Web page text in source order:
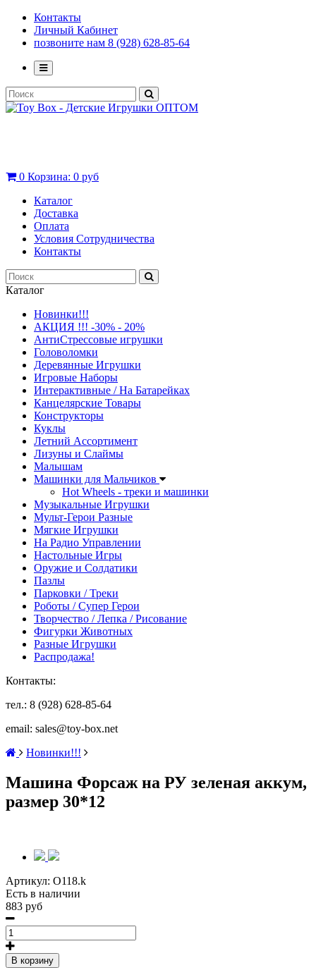
Контакты
Личный Кабинет
позвоните нам 8 (928) 628-85-64
0 Корзина: 0 руб
Каталог
Доставка
Оплата
Условия Сотрудничества
Контакты
Каталог
Новинки!!!
АКЦИЯ !!! -30% - 20%
АнтиСтрессовые игрушки
Головоломки
Деревянные Игрушки
Игровые Наборы
Интерактивные / На Батарейках
Канцелярские Товары
Конструкторы
Куклы
Летний Ассортимент
Лизуны и Слаймы
Малышам
Машинки для Мальчиков
Hot Wheels - треки и машинки
Музыкальные Игрушки
Мульт-Герои Разные
Мягкие Игрушки
На Радио Управлении
Настольные Игры
Оружие и Солдатики
Пазлы
Парковки / Треки
Роботы / Супер Герои
Творчество / Лепка / Рисование
Фигурки Животных
Разные Игрушки
Распродажа!
Контакты:
тел.: 8 (928) 628-85-64
email: sales@toy-box.net
Новинки!!!
Машина Форсаж на РУ зеленая аккум,
размер 30*12
Артикул: O118.k
Есть в наличии
883 руб
В корзину